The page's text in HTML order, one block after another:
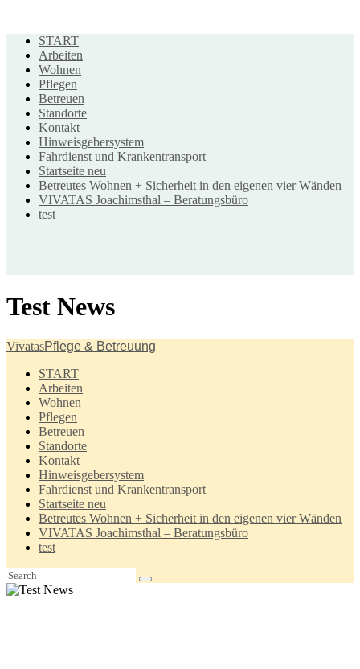
VIVATAS Karriereservice
Lichterfelder Str. 1-4, 16227 Eberswalde
(03334) 280 280
bewerbung@vivatas.de
VIVATAS Geschäftsstelle
Lichterfelder Str. 1-4, 16227 Eberswalde
START
Arbeiten
Wohnen
Pflegen
Betreuen
Standorte
Kontakt
Hinweisgebersystem
Fahrdienst und Krankentransport
Startseite neu
Betreutes Wohnen + Sicherheit in den eigenen vier Wänden
VIVATAS Joachimsthal – Beratungsbüro
test
Test News
VivatasPflege & Betreuung
START
Arbeiten
Wohnen
Pflegen
Betreuen
Standorte
Kontakt
Hinweisgebersystem
Fahrdienst und Krankentransport
Startseite neu
Betreutes Wohnen + Sicherheit in den eigenen vier Wänden
VIVATAS Joachimsthal – Beratungsbüro
test